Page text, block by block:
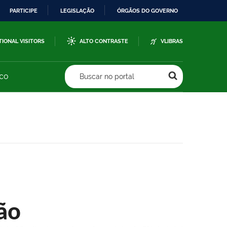
PARTICIPE LEGISLAÇÃO ÓRGÃOS DO GOVERNO
VISITORS ALTO CONTRASTE VLIBRAS
Buscar no portal